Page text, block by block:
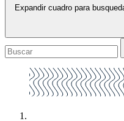
Expandir cuadro para